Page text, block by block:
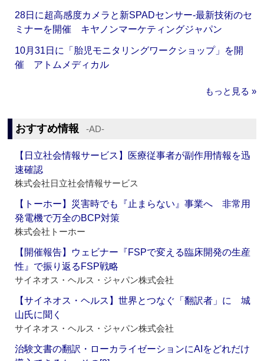
28日に超高感度カメラと新SPADセンサー‐最新技術のセ
ミナーを開催 キヤノンマーケティングジャパン
10月31日に「胎児モニタリングワークショップ」を開
催 アトムメディカル
もっと見る »
おすすめ情報 ‐AD‐
【日立社会情報サービス】医療従事者が副作用情報を迅
速確認
株式会社日立社会情報サービス
【トーホー】災害時でも『止まらない』事業へ 非常用
発電機で万全のBCP対策
株式会社トーホー
【開催報告】ウェビナー『FSPで変える臨床開発の生産
性』で振り返るFSP戦略
サイネオス・ヘルス・ジャパン株式会社
【サイネオス・ヘルス】世界とつなぐ「翻訳者」に 城
山氏に聞く
サイネオス・ヘルス・ジャパン株式会社
治験文書の翻訳・ローカライゼーションにAIをどれだけ